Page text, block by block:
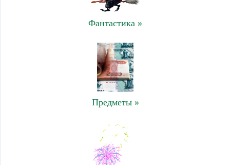
Фантастика »
Предметы »